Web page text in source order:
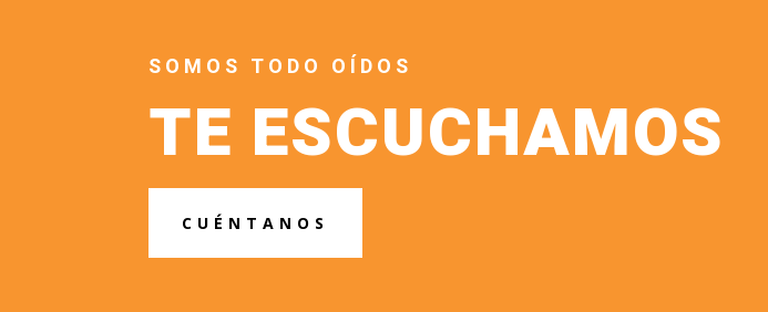
SOMOS TODO OÍDOS
TE ESCUCHAMOS
CUÉNTANOS